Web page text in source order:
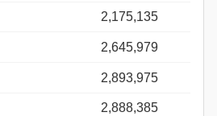
2,175,135
2,645,979
2,893,975
2,888,385